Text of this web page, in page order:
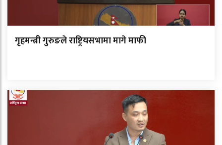
गृहमन्त्री गुरुङले राष्ट्रियसभामा मागे माफी